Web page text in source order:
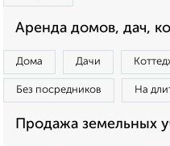
Аренда домов, дач,
Дома Дачи
Без посредников На
Продажа земельных